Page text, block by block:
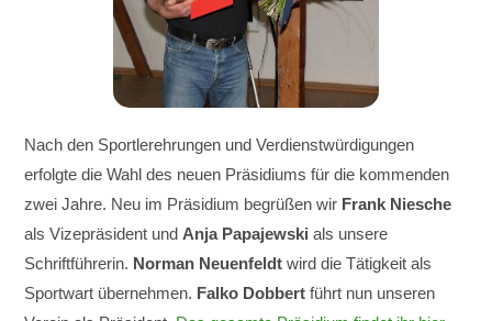
Nach den Sportlerehrungen und Verdienstwürdigungen
erfolgte die Wahl des neuen Präsidiums für die kommenden
zwei Jahre. Neu im Präsidium begrüßen wir Frank Niesche
als Vizepräsident und Anja Papajewski als unsere
Schriftführerin. Norman Neuenfeldt wird die Tätigkeit als
Sportwart übernehmen. Falko Dobbert führt nun unseren